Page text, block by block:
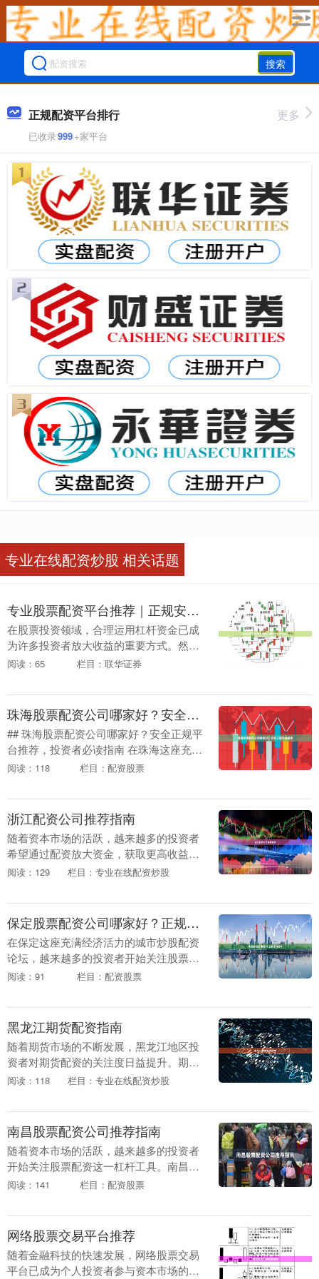
搜索
正规配资平台排行
已收录999+家平台
更多
专业在线配资炒股 相关话题
专业股票配资平台推荐｜正规安全杠杆资金
在股票投资领域，合理运用杠杆资金已成
为许多投资者放大收益的重要方式。然
而，面对市场上众多的配资平台，如何选
资者必须谨慎对待的....
阅读：65 栏目：联华证券
珠海股票配资公司哪家好？安全正规平台推荐
## 珠海股票配资公司哪家好？安全正规平
台推荐，投资者必读指南 在珠海这座充满
活力的经济特区，随着股市波动带来的机
这一杠杆工....
阅读：118 栏目：配资股票
浙江配资公司推荐指南
随着资本市场的活跃，越来越多的投资者
希望通过配资放大资金，获取更高收益。
浙江作为中国经济发达省份，配资公司数
一份实用的浙江配....
阅读：129 栏目：专业在线配资炒股
保定股票配资公司哪家好？正规安全平台推荐
在保定这座充满经济活力的城市炒股配资
论坛，越来越多的投资者开始关注股票配
资这一杠杆工具，以期放大收益。然而，
不禁困惑：“保定....
阅读：91 栏目：配资股票
黑龙江期货配资指南
随着期货市场的不断发展，黑龙江地区投
资者对期货配资的关注度日益提升。期货
配资作为一种资金杠杆工具炒股配资论
较高风险。本文将为....
阅读：118 栏目：专业在线配资炒股
南昌股票配资公司推荐指南
随着资本市场的活跃，越来越多的投资者
开始关注股票配资这一杠杆工具。南昌作
为江西省的金融中心，配资公司数量众
份实用的南昌股票配....
阅读：141 栏目：配资股票
网络股票交易平台推荐
随着金融科技的快速发展，网络股票交易
平台已成为个人投资者参与资本市场的主